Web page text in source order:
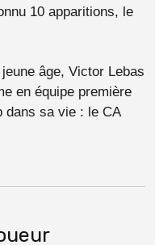
10 apparitions, le
âge, Victor Lebas
en équipe première
dans sa vie : le CA